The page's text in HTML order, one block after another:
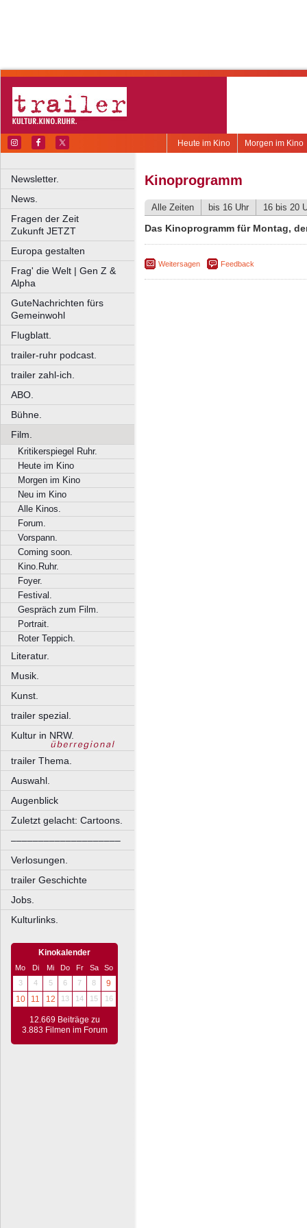
Morgen im Kino
Heute im Kino
Newsletter.
News.
Fragen der Zeit
Zukunft JETZT
Europa gestalten
Frag' die Welt | Gen Z &
Alpha
GuteNachrichten fürs
Gemeinwohl
Flugblatt.
trailer-ruhr podcast.
trailer zahl-ich.
ABO.
Bühne.
Film.
Kritikerspiegel Ruhr.
Heute im Kino
Morgen im Kino
Neu im Kino
Alle Kinos.
Forum.
Vorspann.
Coming soon.
Kino.Ruhr.
Foyer.
Festival.
Gespräch zum Film.
Portrait.
Roter Teppich.
Literatur.
Musik.
Kunst.
trailer spezial.
Kultur in NRW.
trailer Thema.
Auswahl.
Augenblick
Zuletzt gelacht: Cartoons.
––––––––––––––––––––
Verlosungen.
trailer Geschichte
Jobs.
Kulturlinks.
Kinokalender
Mo Di Mi Do Fr Sa
So
3
4 5 6 7 8
9
10
11 12 13 14 15 16
12.669 Beiträge zu
3.883 Filmen im Forum
Kinoprogramm
Alle Zeiten bis 16 Uhr 16 bis 20
Das Kinoprogramm für Montag,
Weitersagen Feedback